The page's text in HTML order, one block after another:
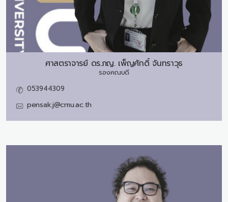
ศาสตราจารย์ ดร.ภญ. เพ็ญศักดิ์ จันทราวุธ
รองคณบดี
053944309
pensak.j@cmu.ac.th